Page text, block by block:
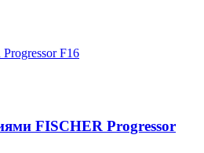
FISCHER Progressor